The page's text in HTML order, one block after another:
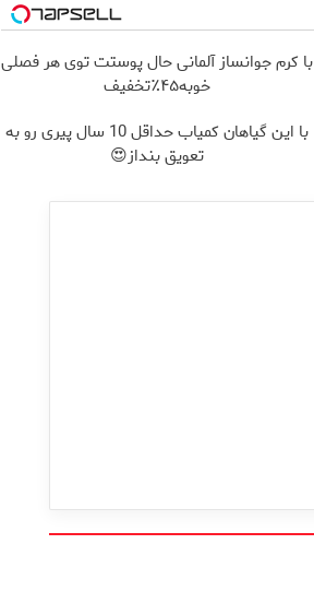
با کرم جوانساز آلمانی حال پوستت توی هر فصلی
خوبه۴۵٪تخفیف
با این گیاهان کمیاب حداقل 10 سال پیری رو به
تعویق بنداز😍